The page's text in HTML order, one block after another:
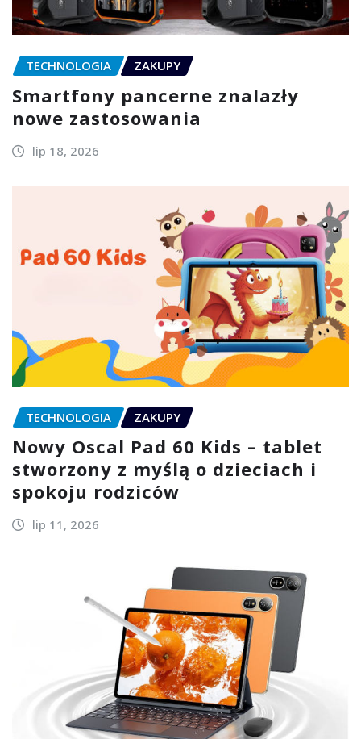
TECHNOLOGIA ZAKUPY
Smartfony pancerne znalazły
nowe zastosowania
lip 18, 2026
TECHNOLOGIA ZAKUPY
Nowy Oscal Pad 60 Kids – tablet
stworzony z myślą o dzieciach i
spokoju rodziców
lip 11, 2026